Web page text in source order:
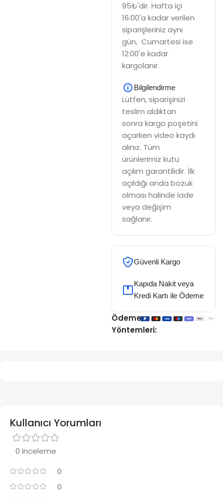
95₺'dir. Hafta içi
16:00'a kadar verilen
siparişleriniz aynı
gün, Cumartesi ise
12:00'e kadar
kargolanır.
Bilgilendirme
Lütfen, siparişinizi
teslim aldıktan
sonra kargo poşetini
açarken video kaydı
alınız. Tüm
ürünlerimiz kutu
açılım garantilidir. İlk
açıldığı anda bozuk
olması halinde iade
veya değişim
sağlanır.
Güvenli Kargo
Kapıda Nakit veya
Kredi Kartı ile Ödeme
Ödeme
Yöntemleri:
Kullanıcı Yorumları
0 inceleme
0
0